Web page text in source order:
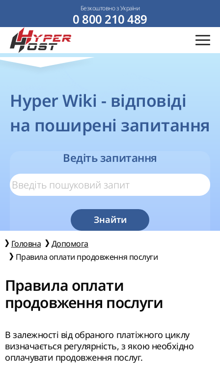
Безкоштовно з України
0 800 210 489
Hyper Wiki - відповіді
на поширені запитання
Ведіть запитання
Знайти
Головна
Допомога
Правила оплати продовження послуги
Правила оплати
продовження послуги
В залежності від обраного платіжного циклу
визначається регулярність, з якою необхідно
оплачувати продовження послуг.